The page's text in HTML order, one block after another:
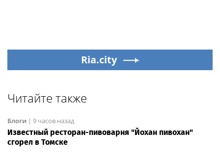
Ria.city
Читайте также
Блоги | 9 часов назад
Известный ресторан-пивоварня "Йохан пивохан"
сгорел в Томске